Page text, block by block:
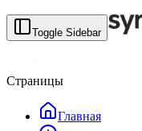
Toggle Sidebar
Страницы
Главная